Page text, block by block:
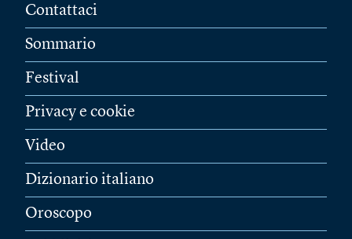
Contattaci
Sommario
Festival
Privacy e cookie
Video
Dizionario italiano
Oroscopo